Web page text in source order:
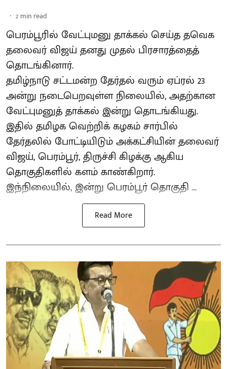
2 min read
பெரம்பூரில் வேட்புமனு தாக்கல் செய்த தவெக
தலைவர் விஜய் தனது முதல் பிரசாரத்தைத்
தொடங்கினார்.
தமிழ்நாடு சட்டமன்ற தேர்தல் வரும் ஏப்ரல் 23
அன்று நடைபெறவுள்ள நிலையில், அதற்கான
வேட்புமனுத் தாக்கல் இன்று தொடங்கியது.
இதில் தமிழக வெற்றிக் கழகம் சார்பில்
தேர்தலில் போட்டியிடும் அக்கட்சியின் தலைவர்
விஜய், பெரம்பூர், திருச்சி கிழக்கு ஆகிய
தொகுதிகளில் களம் காண்கிறார்.
இந்நிலையில், இன்று பெரம்பூர் தொகுதி ...
Read More